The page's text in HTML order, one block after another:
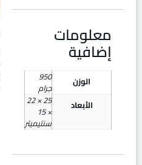
معلومات
إضافية
الوزن 950
جرام
الأبعاد
25 × 22
× 15
سنتيميتر